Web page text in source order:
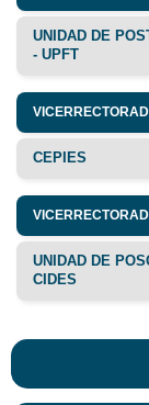
UNIDAD DE
- UPFT
CEPIES
UNIDAD DE
CIDES